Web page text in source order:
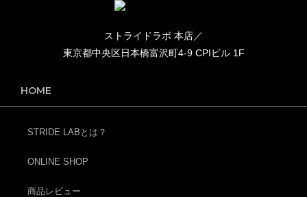
ストライドラボ 本店／
東京都中央区日本橋富沢町4-9 CPIビル 1F
HOME
STRIDE LABとは？
ONLINE SHOP
商品レビュー